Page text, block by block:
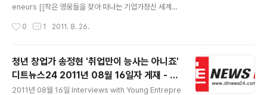
일주
eneurs [[작은 영웅들을 찾아 떠나는 기업가정신 세계일
신 세계일주 프로젝트 인터뷰 방영 (2011년 08월 23일
트뉴스의 기사를 보고 취재요청을 하기 위해 전화를 하셨
다고 했다. '디트뉴스'가 충청지역에서는 정말 영향력이 있
구나라는 것을 다시 한번 확인할 수 있었던 계기다. 조금은
앳되 보이는 김민영 리포터. 소녀다운 앳된 모습과 프로다
0 1 2011. 8. 26.
청년 창업가 송정현 '취업만이 능사는 아니죠'
디트뉴스24 2011년 08월 16일자 게재 - 기
업가정신 세계일주
2011년 08월 16일 Interviews with Young Entrepre